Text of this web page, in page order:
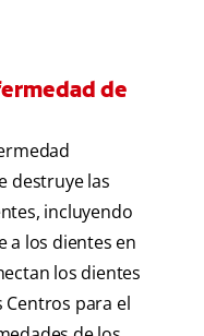
de
destruye las
incluyendo
a los dientes en
los dientes
Centros para el